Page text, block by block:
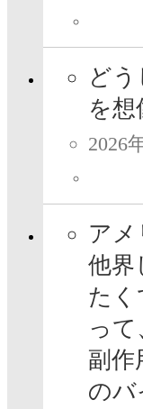
ど
を想
2026
ア
他界
たく
っ
副作
のバ